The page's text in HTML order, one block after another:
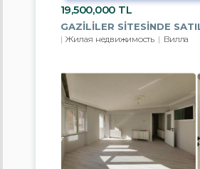
19,500,000 TL
Жилая недвижимость Вилла